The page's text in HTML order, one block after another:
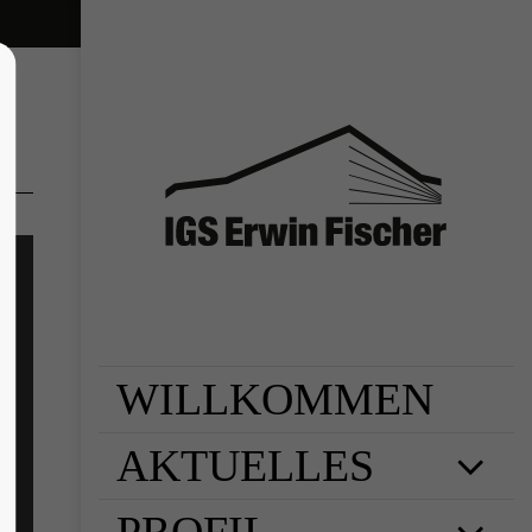
sit amet,
elit.
Cum sociis
nascetur
WILLKOMMEN
AKTUELLES